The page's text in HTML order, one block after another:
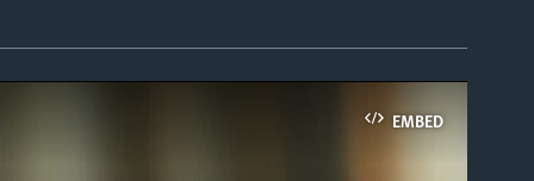
EMBED